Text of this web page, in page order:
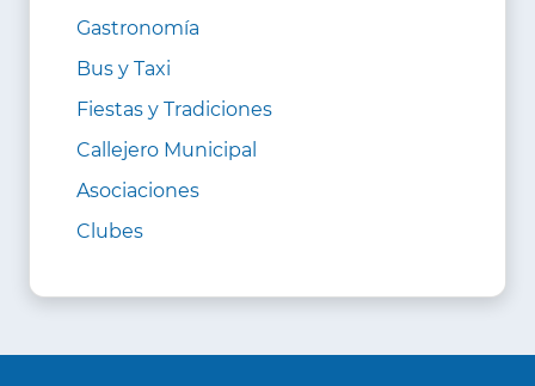
Gastronomía
Bus y Taxi
Fiestas y Tradiciones
Callejero Municipal
Asociaciones
Clubes